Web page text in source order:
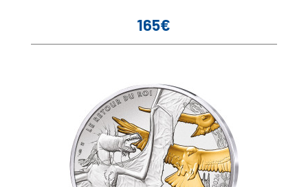
Prix
165€